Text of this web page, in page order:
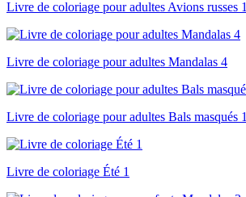
Livre de coloriage pour adultes Avions russes 1
Livre de coloriage pour adultes Mandalas 4
Livre de coloriage pour adultes Bals masqués 1
Livre de coloriage Été 1